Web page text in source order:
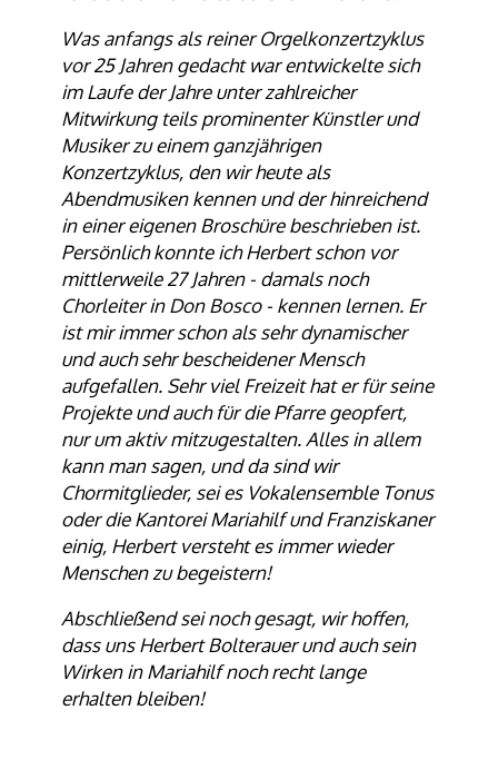
Was anfangs als reiner Orgelkonzertzyklus
vor 25 Jahren gedacht war entwickelte sich
im Laufe der Jahre unter zahlreicher
Mitwirkung teils prominenter Künstler und
Musiker zu einem ganzjährigen
Konzertzyklus, den wir heute als
Abendmusiken kennen und der hinreichend
in einer eigenen Broschüre beschrieben ist.
Persönlich konnte ich Herbert schon vor
mittlerweile 27 Jahren - damals noch
Chorleiter in Don Bosco - kennen lernen. Er
ist mir immer schon als sehr dynamischer
und auch sehr bescheidener Mensch
aufgefallen. Sehr viel Freizeit hat er für seine
Projekte und auch für die Pfarre geopfert,
nur um aktiv mitzugestalten. Alles in allem
kann man sagen, und da sind wir
Chormitglieder, sei es Vokalensemble Tonus
oder die Kantorei Mariahilf und Franziskaner
einig, Herbert versteht es immer wieder
Menschen zu begeistern!
Abschließend sei noch gesagt, wir hoffen,
dass uns Herbert Bolterauer und auch sein
Wirken in Mariahilf noch recht lange
erhalten bleiben!